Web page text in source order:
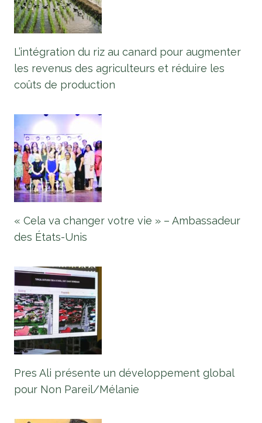
L’intégration du riz au canard pour augmenter
les revenus des agriculteurs et réduire les
coûts de production
« Cela va changer votre vie » – Ambassadeur
des États-Unis
Pres Ali présente un développement global
pour Non Pareil/Mélanie